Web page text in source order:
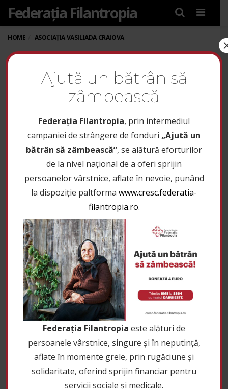
Menu
Federația Filantropia
HOME ASOCIAȚIA VASILIADA CRAIOVA
ASOCIAȚIA VASILIADA
CRAIOVA
www.asociatiavasiliada.ro
Asociaţia Vasiliada
este o
organizatie cu caracter
crestin şi social,
neguvernamental,
democratic, nonprofit,
înfiinţată în anul 2012, sub
patronajul Mitropoliei Olteniei. Preşedintele de
Onoare este Înaltpreasfinţitul Părinte Dr. Irineu,
Arhiepiscopul Craiovei şi Mitropolitul Olteniei.
Misiunea organizaţiei constă în oferirea de servicii
sociale persoanelor, familiilor, grupurilor sociale şi
comunităţilor aflate în situaţii de dificultate sau
generatoare de marginalizare/excluziune socială,
având la bază dragostea faţă de semeni și se
ghidează întotdeauna după următoarele valori:
credinţa, dragostea, onestitatea, solidaritatea,
Ajută un bătrân să
zâmbească
Federaţia Filantropia, prin intermediul
campaniei de strângere de fonduri „Ajută un
bătrân să zâmbească”, se alătură eforturilor
de la nivel național de a oferi sprijin
persoanelor vârstnice, aflate în nevoie, punând
la dispoziție paltforma www.cresc.federatia-
filantropia.ro.
Federația Filantropia este alături de
persoanele vârstnice, singure și în neputință,
aflate în momente grele, prin rugăciune și
solidaritate, oferind sprijin financiar pentru
servicii sociale și medicale.